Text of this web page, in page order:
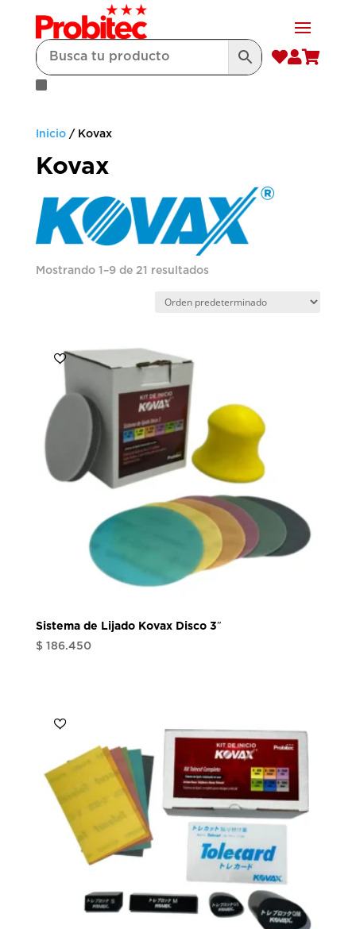

Inicio/ Kovax
Kovax
Mostrando 1–9 de 21 resultados
Sistema de Lijado Kovax Disco 3″
$ 186.450